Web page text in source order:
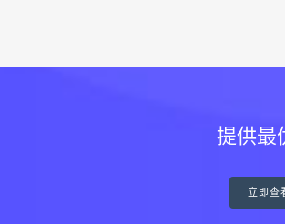
提供最
立即查